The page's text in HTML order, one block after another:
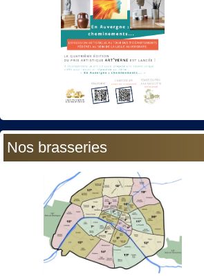
Nos brasseries